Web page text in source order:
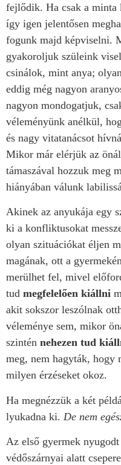
fejlődik. Ha csak a minta
így igen jelentősen
fogunk majd képviselni.
gyakoroljuk szüleink
csinálok, mint anya;
eddig még nagyon
nagyon mondogatjuk,
véleményünk anélkül,
és nagy vitatanácsot
Mikor már elérjük az
támaszával hozzuk meg
hiányában válunk
Akinek az anyukája egy
ki a konfliktusokat
olyan szituációkat éljen
magának, ott a
merülhet fel, mivel
tud megfelelően kiállni
akit sokszor leszólnak
véleménye sem, mikor
szintén nehezen tud
meg, nem hagyták, hogy
milyen érzéseket okoz.
Ha megnézzük a két
lyukadna ki. De nem
Az első gyermek
védőszárnyai alatt